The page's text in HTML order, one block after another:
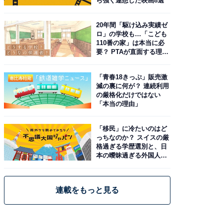
20年間「駆け込み実績ゼ
ロ」の学校も…「こども
110番の家」は本当に必
要？ PTAが直面する理想
「青春18きっぷ」販売激
減の裏に何が？ 連続利用
の厳格化だけではない
「本当の理由」
「移民」に冷たいのはど
っちなのか？ スイスの厳
格過ぎる学歴選別と、日
本の曖昧過ぎる外国人政
連載をもっと見る